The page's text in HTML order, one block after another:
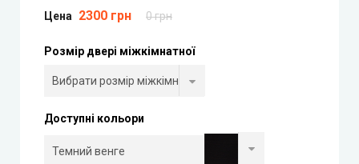
Portalino Doors (Порталіно)
Free Style doors (Фрі Стайл під фарбування)
Цена 2300 грн 0 грн
Розмір двері міжкімнатної
Доступні кольори